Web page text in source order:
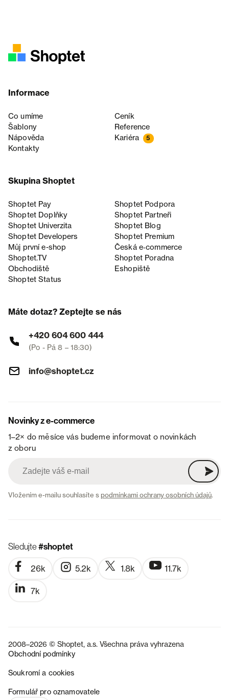
Informace
Co umíme
Ceník
Šablony
Reference
Nápověda
Kariéra 5
Kontakty
Skupina Shoptet
Shoptet Pay
Shoptet Podpora
Shoptet Doplňky
Shoptet Partneři
Shoptet Univerzita
Shoptet Blog
Shoptet Developers
Shoptet Premium
Můj první e-shop
Česká e‑commerce
Shoptet.TV
Shoptet Poradna
Obchodiště
Eshopiště
Shoptet Status
Máte dotaz? Zeptejte se nás
+420 604 600 444
(Po - Pá 8 – 18:30)
info@shoptet.cz
Novinky z e-commerce
1–2× do měsíce vás budeme informovat o novinkách
z oboru
Vložením e-mailu souhlasíte spodmínkami ochrany osobních údajů.
Sledujte#shoptet
26k 5.2k 1.8k 11.7k
7k
2008–2026 © Shoptet, a.s. Všechna práva vyhrazena
Obchodní podmínky
Soukromí a cookies
Formulář pro oznamovatele